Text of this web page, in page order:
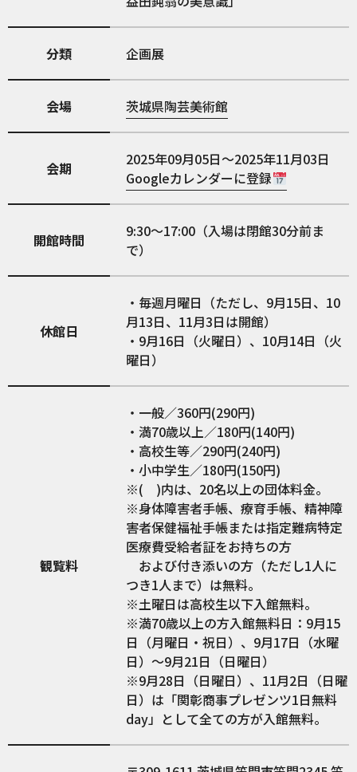
分類 企画展
会場 茨城県陶芸美術館
会期
2025年09月05日～2025年11月03日
Googleカレンダーに登録
開館時間
9:30～17:00（入場は閉館30分前ま
で）
休館日
・毎週月曜日（ただし、9月15日、10
月13日、11月3日は開館）
・9月16日（火曜日）、10月14日（火
曜日）
観覧料
・一般／360円(290円)
・満70歳以上／180円(140円)
・高校生等／290円(240円)
・小中学生／180円(150円)
※( )内は、20名以上の団体料金。
※身体障害者手帳、療育手帳、精神障
害者保健福祉手帳または指定難病特定
医療費受給者証をお持ちの方
および付き添いの方（ただし1人に
つき1人まで）は無料。
※土曜日は高校生以下入館無料。
※満70歳以上の方入館無料日：9月15
日（月曜日・祝日）、9月17日（水曜
日）～9月21日（日曜日）
※9月28日（日曜日）、11月2日（日曜
日）は「関彰商事プレゼンツ1日無料
day」として全ての方が入館無料。